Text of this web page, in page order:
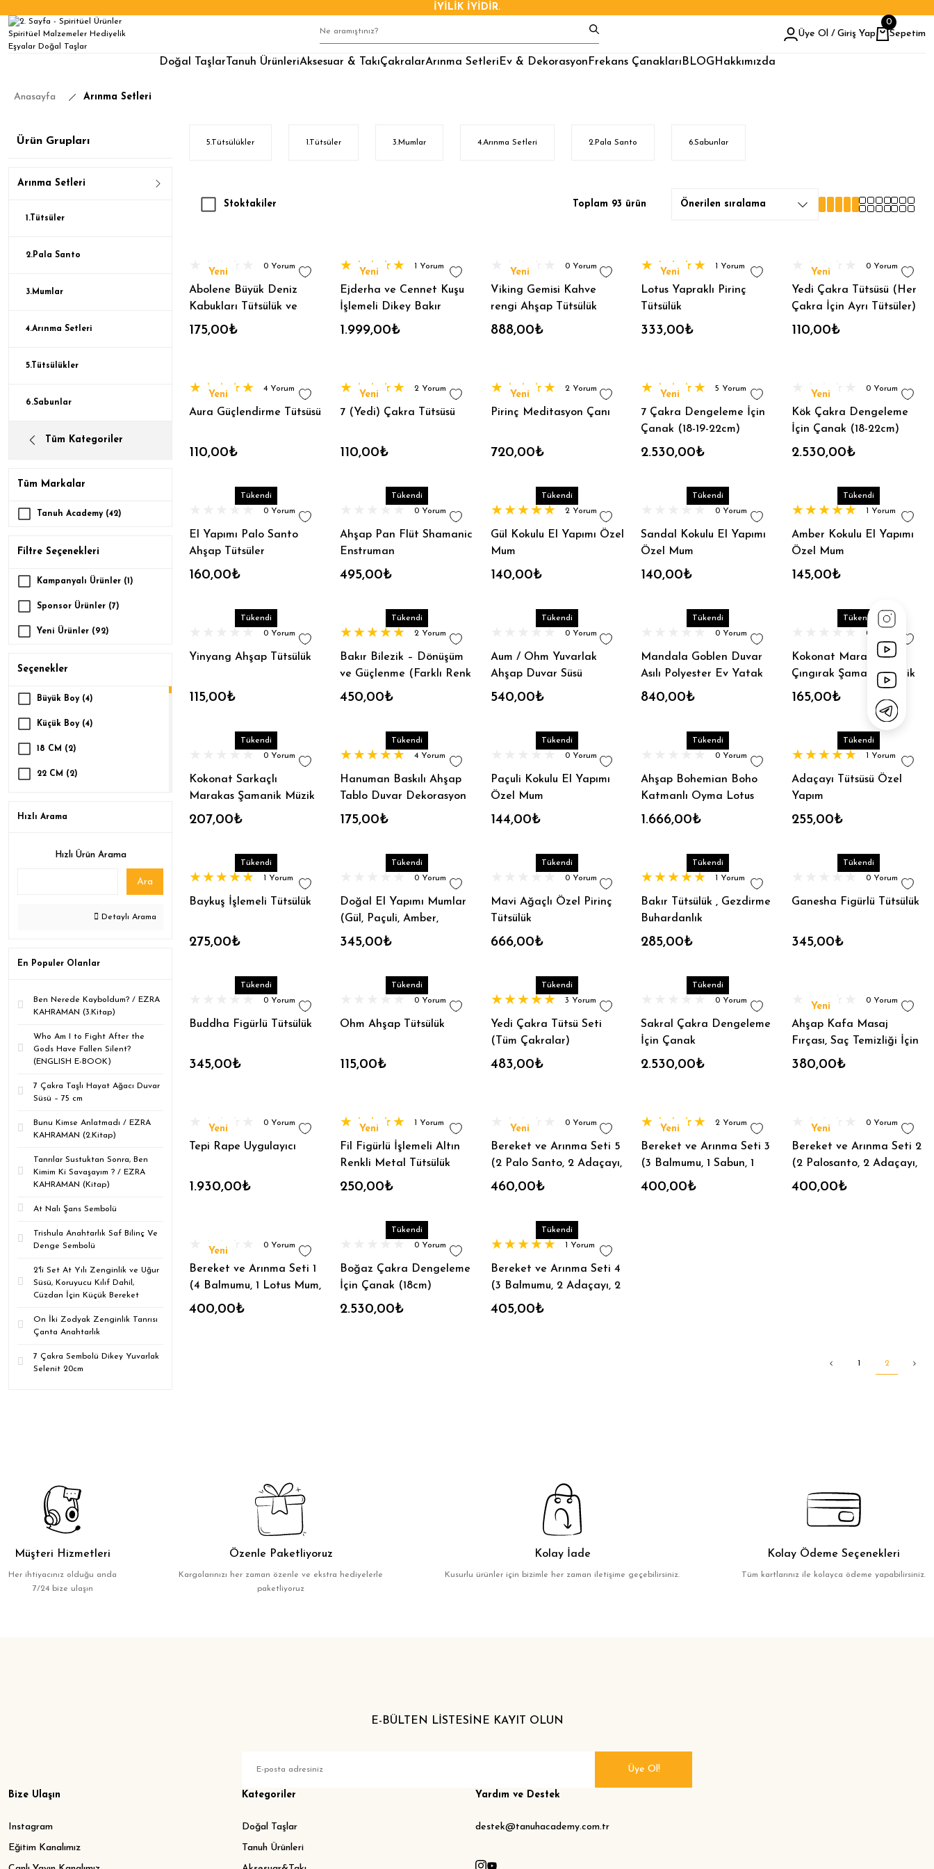
İYİLİK İYİDİR.
Üye Ol / Giriş Yap Sepetim
0
Doğal Taşlar Tanuh ÜrünleriAksesuar & TakıÇakralarArınma Setleri Ev & Dekorasyon Frekans Çanakları BLOG Hakkımızda
Anasayfa Arınma Setleri
Ürün Grupları
Arınma Setleri
1.Tütsüler
2.Pala Santo
3.Mumlar
4.Arınma Setleri
5.Tütsülükler
6.Sabunlar
Tüm Kategoriler
Tüm Markalar
Tanuh Academy (42)
Filtre Seçenekleri
Kampanyalı Ürünler (1)
Sponsor Ürünler (7)
Yeni Ürünler (92)
Seçenekler
Büyük Boy (4)
Küçük Boy (4)
18 CM (2)
22 CM (2)
Ahşap Büyük 24cm (1)
Altın Orta 19cm (1)
Altın Renk Siyah Yazı (1)
Amber (1)
Beyaz Zeminli (1)
Buddhalı Beyaz (1)
Ceviz Düz (1)
Ceviz Kök (1)
Ceviz Kök-Tepe (1)
Ceviz Tepe (1)
Ihlamur Kök (1)
Kalp Çakrası (1)
Orta Boy (1)
(1)
Hızlı Arama
Hızlı Ürün Arama
Ara
Detaylı Arama
En Populer Olanlar
Ben Nerede Kayboldum? / EZRA
KAHRAMAN (3.Kitap)
Who Am I to Fight After the
Gods Have Fallen Silent?
(ENGLISH E-BOOK)
7 Çakra Taşlı Hayat Ağacı Duvar
Süsü – 75 cm
Bunu Kimse Anlatmadı / EZRA
KAHRAMAN (2.Kitap)
Tanrılar Sustuktan Sonra, Ben
Kimim Ki Savaşayım ? / EZRA
KAHRAMAN (Kitap)
At Nalı Şans Sembolü
Trishula Anahtarlık Saf Bilinç Ve
Denge Sembolü
2'li Set At Yılı Zenginlik ve Uğur
Süsü, Koruyucu Kılıf Dahil,
Cüzdan İçin Küçük Bereket
On İki Zodyak Zenginlik Tanrısı
Çanta Anahtarlık
7 Çakra Sembolü Dikey Yuvarlak
Selenit 20cm
5.Tütsülükler 1.Tütsüler 3.Mumlar 4.Arınma Setleri 2.Pala Santo 6.Sabunlar
Stoktakiler Toplam 93 ürün
Yeni
0 Yorum
Abolene Büyük Deniz
Kabukları Tütsülük ve
Dekor
175,00₺
Yeni
1 Yorum
Ejderha ve Cennet Kuşu
İşlemeli Dikey Bakır
Tütsülük
1.999,00₺
Yeni
0 Yorum
Viking Gemisi Kahve
rengi Ahşap Tütsülük
888,00₺
Yeni
1 Yorum
Lotus Yapraklı Pirinç
Tütsülük
333,00₺
Yeni
0 Yorum
Yedi Çakra Tütsüsü (Her
Çakra İçin Ayrı Tütsüler)
110,00₺
Yeni
4 Yorum
Aura Güçlendirme Tütsüsü
110,00₺
Yeni
2 Yorum
7 (Yedi) Çakra Tütsüsü
110,00₺
Yeni
2 Yorum
Pirinç Meditasyon Çanı
720,00₺
Yeni
5 Yorum
7 Çakra Dengeleme İçin
Çanak (18-19-22cm)
2.530,00₺
Yeni
0 Yorum
Kök Çakra Dengeleme
İçin Çanak (18-22cm)
2.530,00₺
Tükendi
0 Yorum
El Yapımı Palo Santo
Ahşap Tütsüler
160,00₺
Tükendi
0 Yorum
Ahşap Pan Flüt Shamanic
Enstruman
495,00₺
Tükendi
2 Yorum
Gül Kokulu El Yapımı Özel
Mum
140,00₺
Tükendi
0 Yorum
Sandal Kokulu El Yapımı
Özel Mum
140,00₺
Tükendi
1 Yorum
Amber Kokulu El Yapımı
Özel Mum
145,00₺
Tükendi
0 Yorum
Yinyang Ahşap Tütsülük
115,00₺
Tükendi
2 Yorum
Bakır Bilezik – Dönüşüm
ve Güçlenme (Farklı Renk
Çeşitleri)
450,00₺
Tükendi
0 Yorum
Aum / Ohm Yuvarlak
Ahşap Duvar Süsü
540,00₺
Tükendi
0 Yorum
Mandala Goblen Duvar
Asılı Polyester Ev Yatak
Odası Dekoru 150x150CM
840,00₺
Tükendi
0 Yorum
Kokonat Marakas /
Çıngırak Şamanik Müzik
Enstrumanı
165,00₺
Tükendi
0 Yorum
Kokonat Sarkaçlı
Marakas Şamanik Müzik
Enstrumanı
207,00₺
Tükendi
4 Yorum
Hanuman Baskılı Ahşap
Tablo Duvar Dekorasyon
30cm
175,00₺
Tükendi
0 Yorum
Paçuli Kokulu El Yapımı
Özel Mum
144,00₺
Tükendi
0 Yorum
Ahşap Bohemian Boho
Katmanlı Oyma Lotus
Çiçeği ile Mandala Duvar
1.666,00₺
Tükendi
1 Yorum
Adaçayı Tütsüsü Özel
Yapım
255,00₺
Tükendi
1 Yorum
Baykuş İşlemeli Tütsülük
275,00₺
Tükendi
0 Yorum
Doğal El Yapımı Mumlar
(Gül, Paçuli, Amber,
Sandal) %100 Vegan
345,00₺
Tükendi
0 Yorum
Mavi Ağaçlı Özel Pirinç
Tütsülük
666,00₺
Tükendi
1 Yorum
Bakır Tütsülük , Gezdirme
Buhardanlık
285,00₺
Tükendi
0 Yorum
Ganesha Figürlü Tütsülük
345,00₺
Tükendi
0 Yorum
Buddha Figürlü Tütsülük
345,00₺
Tükendi
0 Yorum
Ohm Ahşap Tütsülük
115,00₺
Tükendi
3 Yorum
Yedi Çakra Tütsü Seti
(Tüm Çakralar)
483,00₺
Tükendi
0 Yorum
Sakral Çakra Dengeleme
İçin Çanak
2.530,00₺
Yeni
0 Yorum
Ahşap Kafa Masaj
Fırçası, Saç Temizliği İçin
Fırça, Peeling
380,00₺
Yeni
0 Yorum
Tepi Rape Uygulayıcı
1.930,00₺
Yeni
1 Yorum
Fil Figürlü İşlemeli Altın
Renkli Metal Tütsülük
250,00₺
Yeni
0 Yorum
Bereket ve Arınma Seti 5
(2 Palo Santo, 2 Adaçayı,
2 Üzerlik, 1 Lavanta, 1
460,00₺
Yeni
2 Yorum
Bereket ve Arınma Seti 3
(3 Balmumu, 1 Sabun, 1
Lavanta Kesesi, 1
400,00₺
Yeni
0 Yorum
Bereket ve Arınma Seti 2
(2 Palosanto, 2 Adaçayı,
2 Üzerlik, 1 Lavanta, 1
400,00₺
Yeni
0 Yorum
Bereket ve Arınma Seti 1
(4 Balmumu, 1 Lotus Mum,
2 Adaçayı ,2 Lavanta, 2
400,00₺
Tükendi
0 Yorum
Boğaz Çakra Dengeleme
İçin Çanak (18cm)
2.530,00₺
Tükendi
1 Yorum
Bereket ve Arınma Seti 4
(3 Balmumu, 2 Adaçayı, 2
Üzerlik, 2 Lavanta, 2 Palo
405,00₺
1 2
Müşteri Hizmetleri
Her ihtiyacınız olduğu anda
7/24 bize ulaşın
Özenle Paketliyoruz
Kargolarınızı her zaman özenle ve ekstra hediyelerle
paketliyoruz
Kolay İade
Kusurlu ürünler için bizimle her zaman iletişime geçebilirsiniz.
Kolay Ödeme Seçenekleri
Tüm kartlarınız ile kolayca ödeme yapabilirsiniz.
E-BÜLTEN LİSTESİNE KAYIT OLUN
Üye Ol!
Bize Ulaşın
Instagram
Eğitim Kanalımız
Kategoriler
Doğal Taşlar
Tanuh Ürünleri
Yardım ve Destek
destek@tanuhacademy.com.tr